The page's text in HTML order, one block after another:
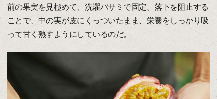
前の果実を見極めて、洗濯バサミで固定。落下を阻止する
ことで、中の実が皮にくっついたまま、栄養をしっかり吸
って甘く熟すようにしているのだ。